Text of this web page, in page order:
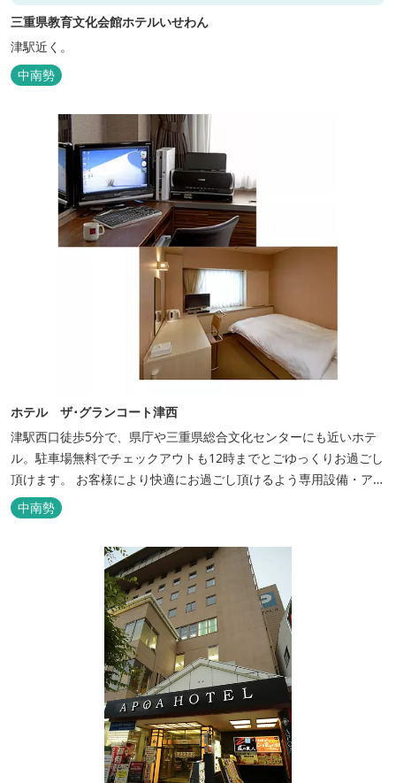
三重県教育文化会館ホテルいせわん
津駅近く。
中南勢
ホテル ザ･グランコート津西
津駅西口徒歩5分で、県庁や三重県総合文化センターにも近いホテ
ル。駐車場無料でチェックアウトも12時までとごゆっくりお過ごし
頂けます。 お客様により快適にお過ごし頂けるよう専用設備・アメ
ニティ付き女性専用フロアやビジネスマンに最適なパソコン・プリ
ンター設置のお部屋など多種多様な部屋タイプ・サービスをご用
意。本質の時間、至上の空間をお届けいたします。 また１Fにはカ
フェ＆レストランE...
中南勢